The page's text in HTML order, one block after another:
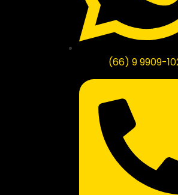
(66) 9 9909-